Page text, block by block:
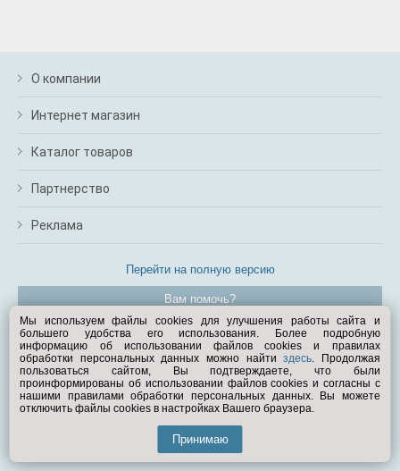
О компании
Интернет магазин
Каталог товаров
Партнерство
Реклама
Перейти на полную версию
Вам помочь?
© Exist.ru 1998—2026
Мы используем файлы cookies для улучшения работы сайта и
большего удобства его использования. Более подробную
информацию об использовании файлов cookies и правилах
обработки персональных данных можно найтиздесь. Продолжая
пользоваться сайтом, Вы подтверждаете, что были
проинформированы об использовании файлов cookies и согласны с
нашими правилами обработки персональных данных. Вы можете
отключить файлы cookies в настройках Вашего браузера.
Принимаю